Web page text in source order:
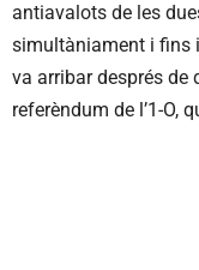
antiavalots de les
simultàniament i fins
va arribar després de
referèndum de l’1-O,